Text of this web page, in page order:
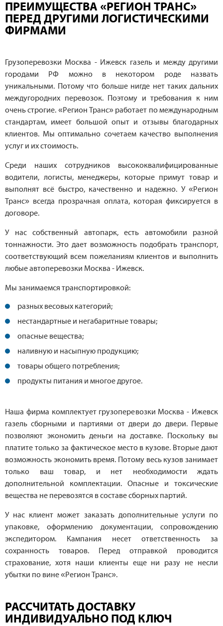
ПРЕИМУЩЕСТВА «РЕГИОН ТРАНС»
ПЕРЕД ДРУГИМИ ЛОГИСТИЧЕСКИМИ
ФИРМАМИ
Грузоперевозки Москва - Ижевск газель и между другими
городами РФ можно в некотором роде назвать
уникальными. Потому что больше нигде нет таких дальних
междугородних перевозок. Поэтому и требования к ним
очень строгие. «Регион Транс» работает по международным
стандартам, имеет большой опыт и отзывы благодарных
клиентов. Мы оптимально сочетаем качество выполнения
услуг и их стоимость.
Среди наших сотрудников высококвалифицированные
водители, логисты, менеджеры, которые примут товар и
выполнят всё быстро, качественно и надежно. У «Регион
Транс» всегда прозрачная оплата, которая фиксируется в
договоре.
У нас собственный автопарк, есть автомобили разной
тоннажности. Это дает возможность подобрать транспорт,
соответствующий всем пожеланиям клиентов и выполнить
любые автоперевозки Москва - Ижевск.
Мы занимаемся транспортировкой:
разных весовых категорий;
нестандартные и негабаритные товары;
опасные вещества;
наливную и насыпную продукцию;
товары общего потребления;
продукты питания и многое другое.
Наша фирма комплектует грузоперевозки Москва - Ижевск
газель сборными и партиями от двери до двери. Первые
позволяют экономить деньги на доставке. Поскольку вы
платите только за фактическое место в кузове. Вторые дают
возможность экономить время. Потому весь кузов занимает
только ваш товар, и нет необходимости ждать
дополнительной комплектации. Опасные и токсические
вещества не перевозятся в составе сборных партий.
У нас клиент может заказать дополнительные услуги по
упаковке, оформлению документации, сопровождению
экспедитором. Кампания несет ответственность за
сохранность товаров. Перед отправкой проводится
страхование, хотя наши клиенты еще ни разу не несли
убытки по вине «Регион Транс».
РАССЧИТАТЬ ДОСТАВКУ
ИНДИВИДУАЛЬНО ПОД КЛЮЧ